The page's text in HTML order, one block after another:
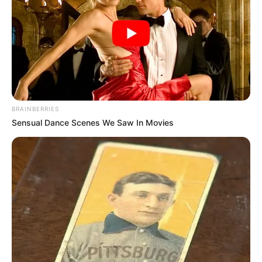
Sensex લગભગ 2,000 પોઈન્ટ સુધી તૂટ્યો હતો,
જ્યારે Nifty 50 માં અંદાજે 700 પોઈન્ટનો ઘટાડો
જોવા મળ્યો હતો.
Related Articles
અમદાવાદમાં મેયરને જોતા જ 3 દિવસથી પાણીમાં
‘વિદ્યાર્થીઓને મારવાનો આદેશ કોણે આપ્યો, પેલેટ
ગનનો ઉપયોગ કરવાની મંજુરી કોણે આપી? રાહુલ
ગાંધીએ અમિત શાહને પત્ર લખ્યો
2 Weeks Ago
બપોરે લગભગ 1 વાગ્યાની આસપાસ સેન્સેક્સ 600
પોઈન્ટ ઘટીને 81,700ની આસપાસ ટ્રેડ થઈ રહ્યો હતો
અને નિફ્ટી 220 પોઈન્ટ ઘટીને 25,100ની આસપાસ
BRAINBERRIES
Sensual Dance Scenes We Saw In Movies